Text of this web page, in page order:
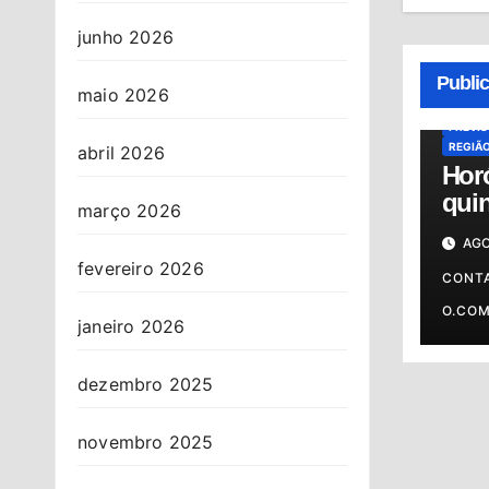
junho 2026
maio 2026
abril 2026
março 2026
fevereiro 2026
janeiro 2026
dezembro 2025
novembro 2025
06/
o
O.COM